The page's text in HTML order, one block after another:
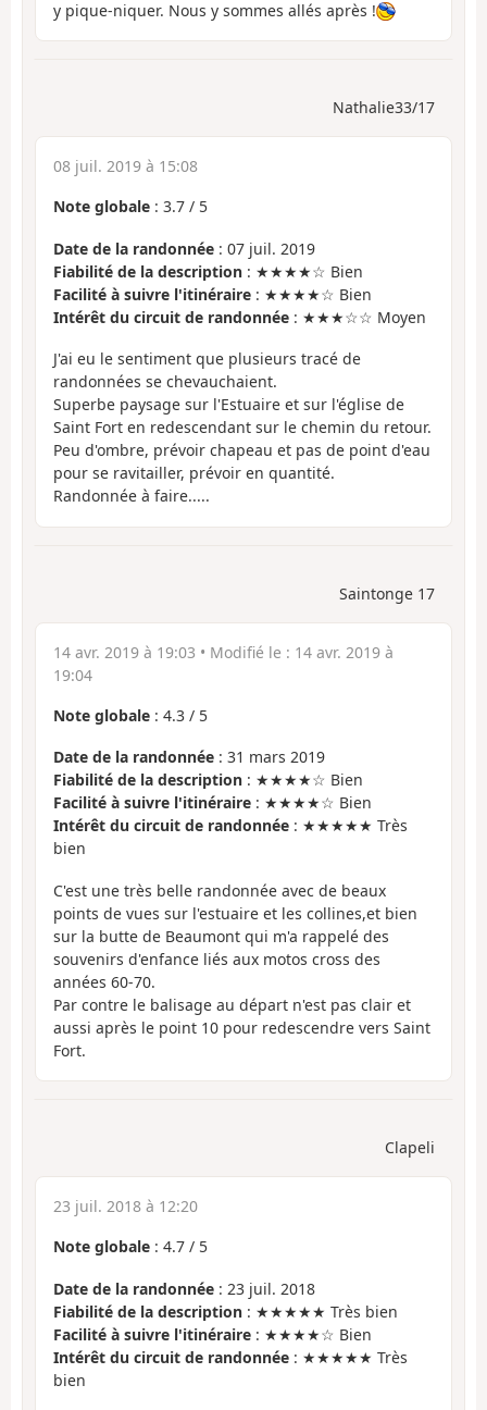
y pique-niquer. Nous y sommes allés après !
Nathalie33/17
08 juil. 2019 à 15:08
Note globale : 3.7 / 5
Date de la randonnée : 07 juil. 2019
Fiabilité de la description : ★★★★☆ Bien
Facilité à suivre l'itinéraire : ★★★★☆ Bien
Intérêt du circuit de randonnée : ★★★☆☆ Moyen
J'ai eu le sentiment que plusieurs tracé de
randonnées se chevauchaient.
Superbe paysage sur l'Estuaire et sur l'église de
Saint Fort en redescendant sur le chemin du retour.
Peu d'ombre, prévoir chapeau et pas de point d'eau
pour se ravitailler, prévoir en quantité.
Randonnée à faire.....
Saintonge 17
14 avr. 2019 à 19:03 • Modifié le : 14 avr. 2019 à
19:04
Note globale : 4.3 / 5
Date de la randonnée : 31 mars 2019
Fiabilité de la description : ★★★★☆ Bien
Facilité à suivre l'itinéraire : ★★★★☆ Bien
Intérêt du circuit de randonnée : ★★★★★ Très
bien
C'est une très belle randonnée avec de beaux
points de vues sur l'estuaire et les collines,et bien
sur la butte de Beaumont qui m'a rappelé des
souvenirs d'enfance liés aux motos cross des
années 60-70.
Par contre le balisage au départ n'est pas clair et
aussi après le point 10 pour redescendre vers Saint
Fort.
Clapeli
23 juil. 2018 à 12:20
Note globale : 4.7 / 5
Date de la randonnée : 23 juil. 2018
Fiabilité de la description : ★★★★★ Très bien
Facilité à suivre l'itinéraire : ★★★★☆ Bien
Intérêt du circuit de randonnée : ★★★★★ Très
bien